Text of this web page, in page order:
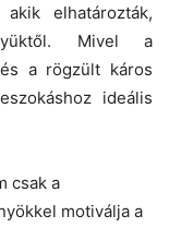
elhatározták,
Mivel a
a rögzült káros
ideális
csak a
motiválja a